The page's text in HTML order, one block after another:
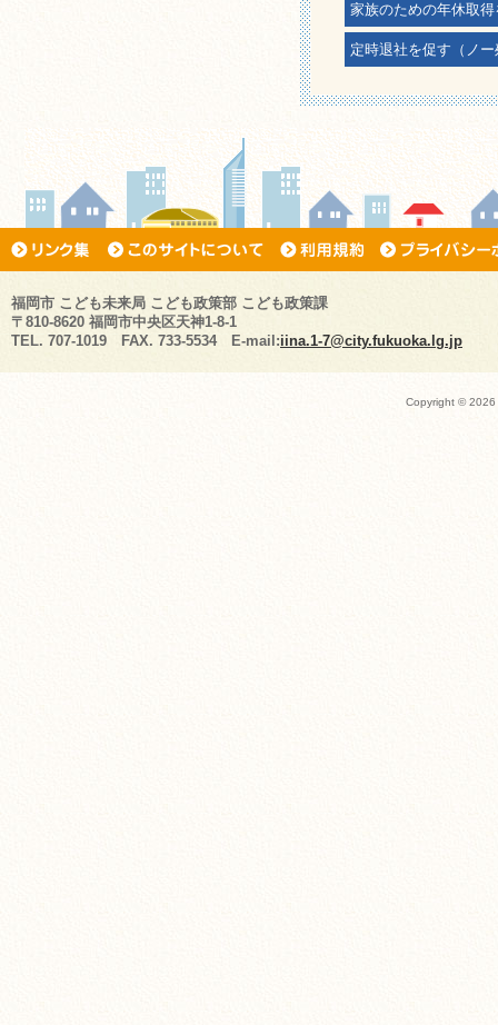
家族のための年休取得
定時退社を促す（ノ
福岡市 こども未来局 こども政策部 こども政策課
〒810-8620 福岡市中央区天神1-8-1
TEL. 707-1019 FAX. 733-5534 E-mail:iina.1-7@city.fukuoka.lg.jp
Copyright ©2026